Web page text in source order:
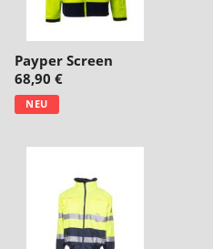
Payper Screen
68,90 €
NEU